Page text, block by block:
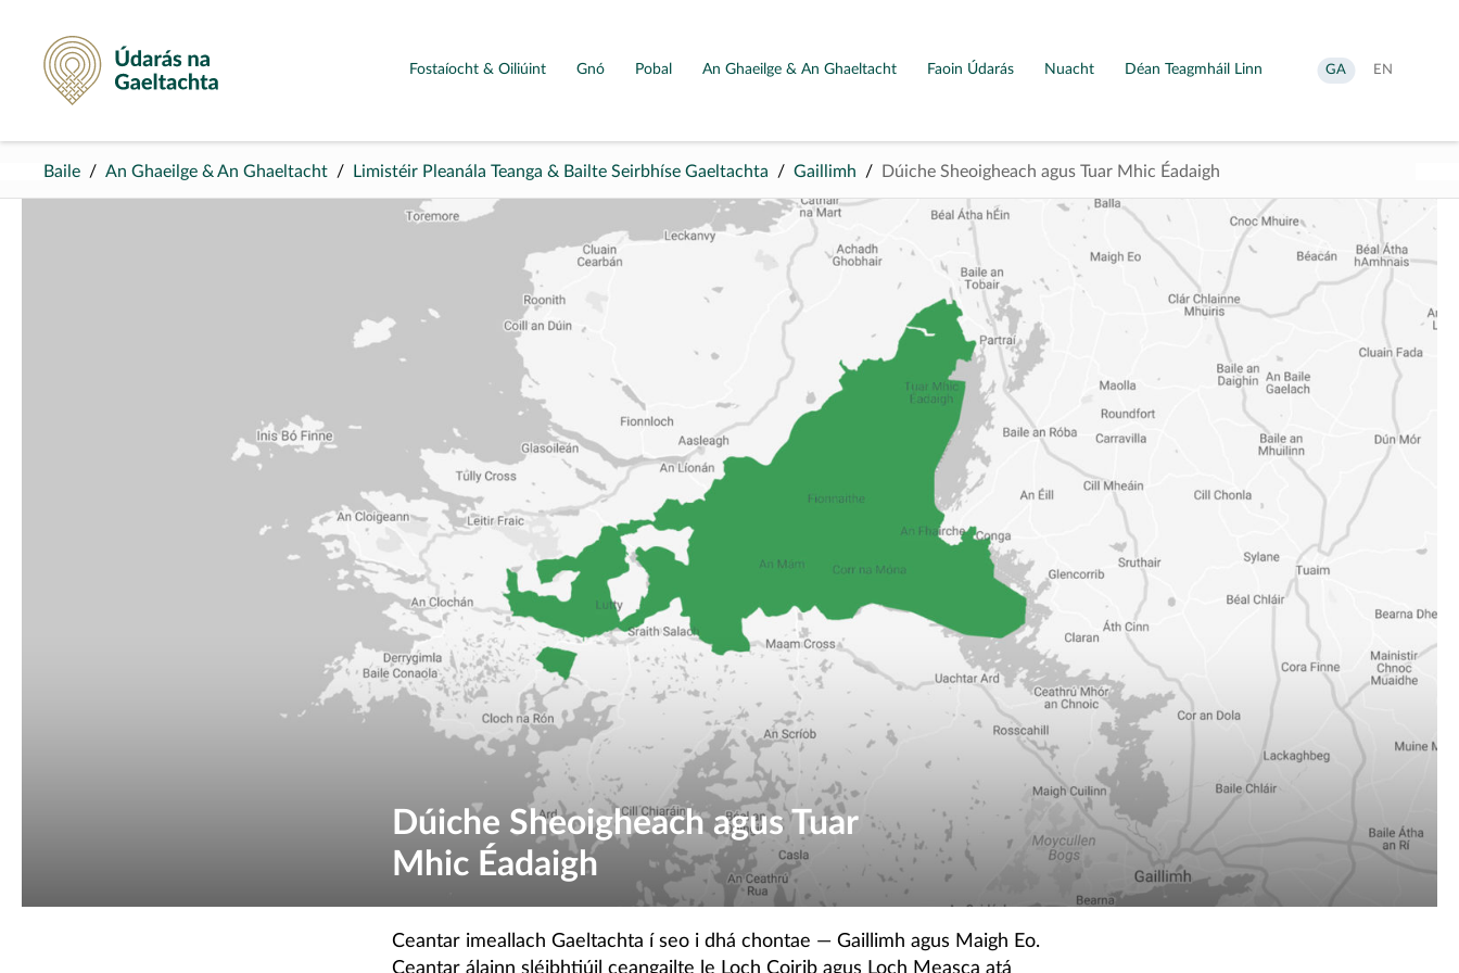
Údarás na Gaeltachta
Fostaíocht & Oiliúint Gnó Pobal An Ghaeilge & An Ghaeltacht Faoin Údarás Nuacht Déan Teagmháil Linn
Aistrigh
go
GA
Change
EN
Baile An Ghaeilge & An Ghaeltacht Limistéir Pleanála Teanga & Bailte Seirbhíse Gaeltachta Gaillimh Dúiche Sheoigheach agus Tuar Mhic Éadaigh
Dúiche Sheoigheach agus Tuar
Mhic Éadaigh
Ceantar imeallach Gaeltachta í seo i dhá chontae — Gaillimh agus Maigh Eo.
Ceantar álainn sléibhtiúil ceangailte le Loch Coirib agus Loch Measca atá